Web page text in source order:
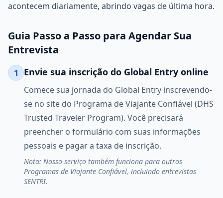
acontecem diariamente, abrindo vagas de última hora.
Guia Passo a Passo para Agendar Sua
Entrevista
1 Envie sua inscrição do Global Entry online
Comece sua jornada do Global Entry inscrevendo-
se no site do Programa de Viajante Confiável (DHS
Trusted Traveler Program). Você precisará
preencher o formulário com suas informações
pessoais e pagar a taxa de inscrição.
Nota: Nosso serviço também funciona para outros
Programas de Viajante Confiável, incluindo entrevistas
SENTRI.